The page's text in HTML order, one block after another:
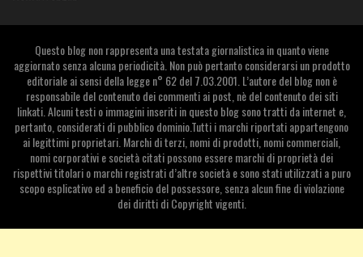
Questo blog non rappresenta una testata giornalistica in quanto viene
aggiornato senza alcuna periodicità. Non può pertanto considerarsi un prodotto
editoriale ai sensi della legge n° 62 del 7.03.2001. L’autore del blog non è
responsabile del contenuto dei commenti ai post, nè del contenuto dei siti
linkati. Alcuni testi o immagini inseriti in questo blog sono tratti da internet e,
pertanto, considerati di pubblico dominio.Tutti i marchi riportati appartengono
ai legittimi proprietari. Marchi di terzi, nomi di prodotti, nomi commerciali,
nomi corporativi e società citati possono essere marchi di proprietà dei
rispettivi titolari o marchi registrati d’altre società e sono stati utilizzati a puro
scopo esplicativo ed a beneficio del possessore, senza alcun fine di violazione
dei diritti di Copyright vigenti.